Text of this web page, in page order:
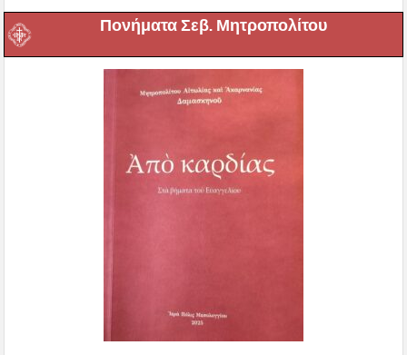
Πονήματα Σεβ. Μητροπολίτου